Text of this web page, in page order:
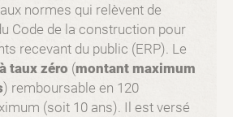
normes qui relèvent de
Code de la construction pour
recevant du public (ERP). Le
taux zéro (montant maximum
) remboursable en 120
(soit 10 ans). Il est versé